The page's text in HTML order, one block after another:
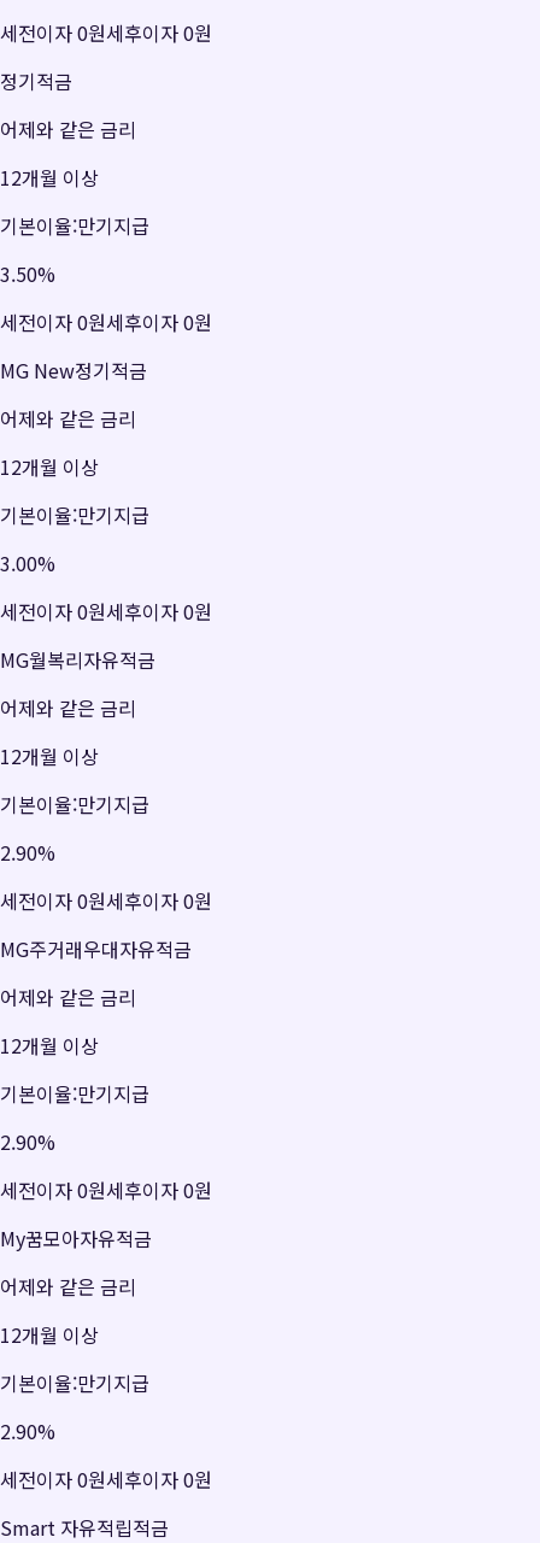
세전이자0원세후이자0원
정기적금
어제와 같은 금리
12개월 이상
기본이율:만기지급
3.50%
세전이자0원세후이자0원
MG New정기적금
어제와 같은 금리
12개월 이상
기본이율:만기지급
3.00%
세전이자0원세후이자0원
MG월복리자유적금
어제와 같은 금리
12개월 이상
기본이율:만기지급
2.90%
세전이자0원세후이자0원
MG주거래우대자유적금
어제와 같은 금리
12개월 이상
기본이율:만기지급
2.90%
세전이자0원세후이자0원
My꿈모아자유적금
어제와 같은 금리
12개월 이상
기본이율:만기지급
2.90%
세전이자0원세후이자0원
Smart 자유적립적금